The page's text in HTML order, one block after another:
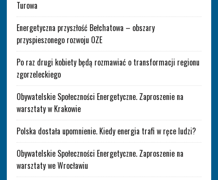
Turowa
Energetyczna przyszłość Bełchatowa – obszary
przyspieszonego rozwoju OZE
Po raz drugi kobiety będą rozmawiać o transformacji regionu
zgorzeleckiego
Obywatelskie Społeczności Energetyczne. Zaproszenie na
warsztaty w Krakowie
Polska dostała upomnienie. Kiedy energia trafi w ręce ludzi?
Obywatelskie Społeczności Energetyczne. Zaproszenie na
warsztaty we Wrocławiu